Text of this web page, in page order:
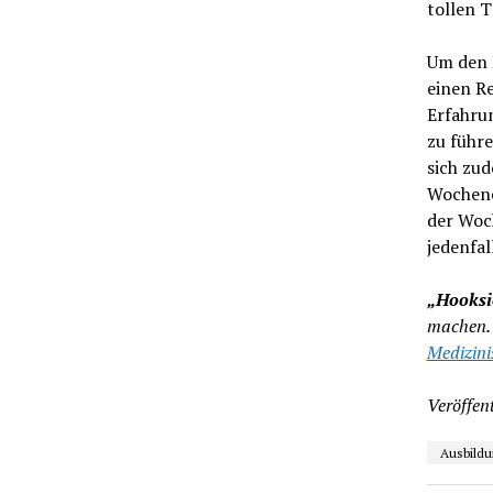
tollen
Um
einen
zu
sich
der